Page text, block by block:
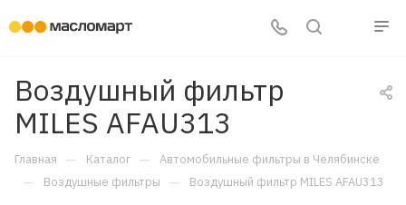
Воздушный фильтр
MILES AFAU313
Главная — Каталог — Автомобильные фильтры в Челябинске
— Воздушные фильтры — Воздушный фильтр MILES AFAU313